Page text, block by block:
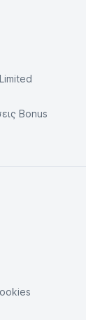
Bonus